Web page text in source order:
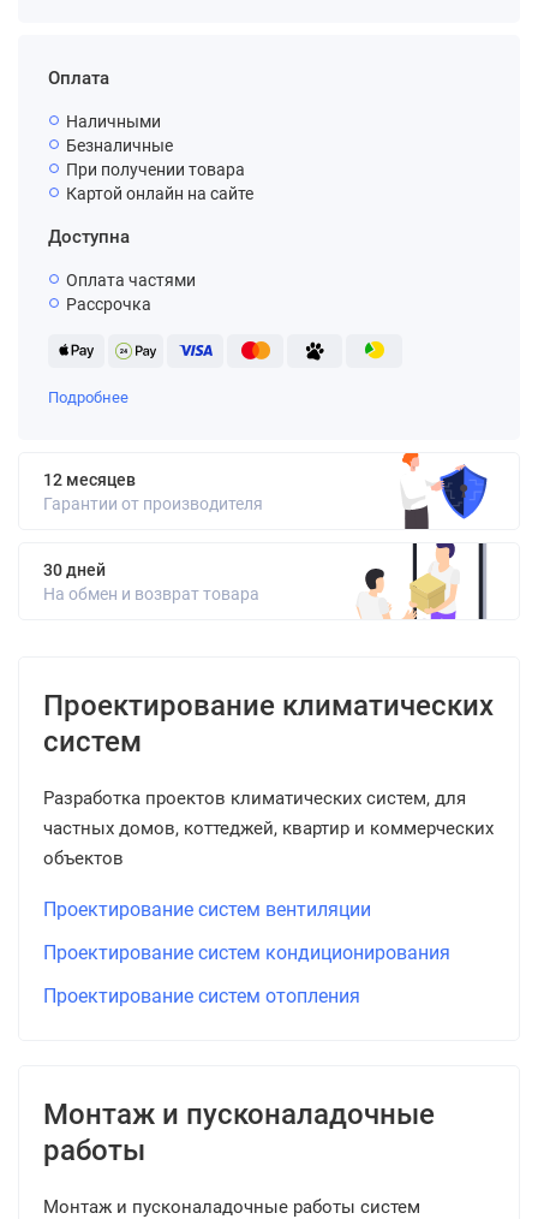
Оплата
Наличными
Безналичные
При получении товара
Картой онлайн на сайте
Доступна
Оплата частями
Рассрочка
Подробнее
12 месяцев
Гарантии от производителя
30 дней
На обмен и возврат товара
Проектирование климатических
систем
Разработка проектов климатических систем, для
частных домов, коттеджей, квартир и коммерческих
объектов
Проектирование систем вентиляции
Проектирование систем кондиционирования
Проектирование систем отопления
Монтаж и пусконаладочные
работы
Монтаж и пусконаладочные работы систем